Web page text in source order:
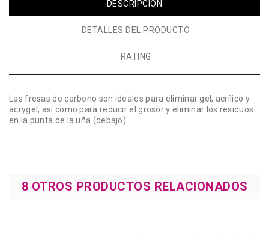
DESCRIPCIÓN
DETALLES DEL PRODUCTO
RATING
Las fresas de carbono son ideales para eliminar gel, acrílico y
acrygel, así como para reducir el grosor y eliminar los residuos
en la punta de la uña (debajo).
8 OTROS PRODUCTOS RELACIONADOS